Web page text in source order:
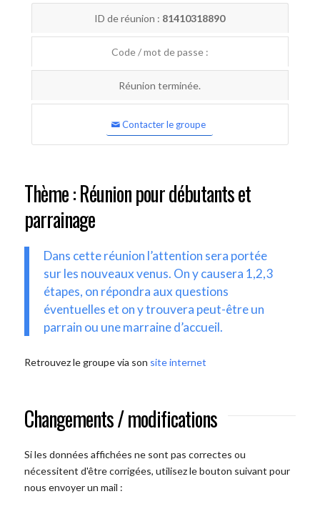
ID de réunion : 81410318890
Code / mot de passe :
Réunion terminée.
Contacter le groupe
Thème : Réunion pour débutants et
parrainage
Dans cette réunion l’attention sera portée
sur les nouveaux venus. On y causera 1,2,3
étapes, on répondra aux questions
éventuelles et on y trouvera peut-être un
parrain ou une marraine d’accueil.
Retrouvez le groupe via son site internet
Changements / modifications
Si les données affichées ne sont pas correctes ou
nécessitent d'être corrigées, utilisez le bouton suivant pour
nous envoyer un mail :